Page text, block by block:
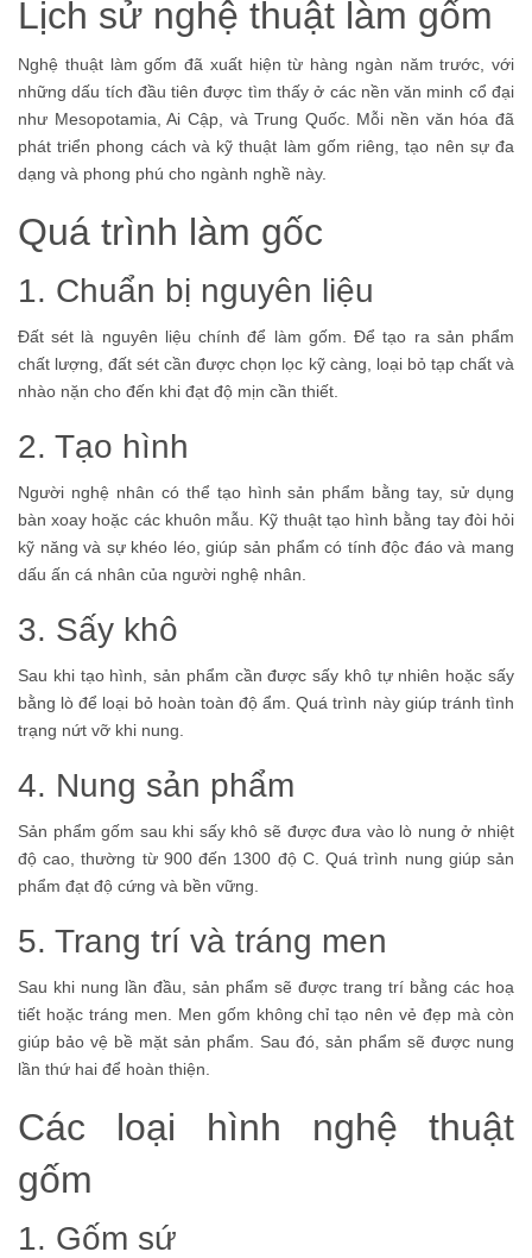
Lịch sử nghệ thuật làm gốm
Nghệ thuật làm gốm đã xuất hiện từ hàng ngàn năm trước, với
những dấu tích đầu tiên được tìm thấy ở các nền văn minh cổ đại
như Mesopotamia, Ai Cập, và Trung Quốc. Mỗi nền văn hóa đã
phát triển phong cách và kỹ thuật làm gốm riêng, tạo nên sự đa
dạng và phong phú cho ngành nghề này.
Quá trình làm gốc
1. Chuẩn bị nguyên liệu
Đất sét là nguyên liệu chính để làm gốm. Để tạo ra sản phẩm
chất lượng, đất sét cần được chọn lọc kỹ càng, loại bỏ tạp chất và
nhào nặn cho đến khi đạt độ mịn cần thiết.
2. Tạo hình
Người nghệ nhân có thể tạo hình sản phẩm bằng tay, sử dụng
bàn xoay hoặc các khuôn mẫu. Kỹ thuật tạo hình bằng tay đòi hỏi
kỹ năng và sự khéo léo, giúp sản phẩm có tính độc đáo và mang
dấu ấn cá nhân của người nghệ nhân.
3. Sấy khô
Sau khi tạo hình, sản phẩm cần được sấy khô tự nhiên hoặc sấy
bằng lò để loại bỏ hoàn toàn độ ẩm. Quá trình này giúp tránh tình
trạng nứt vỡ khi nung.
4. Nung sản phẩm
Sản phẩm gốm sau khi sấy khô sẽ được đưa vào lò nung ở nhiệt
độ cao, thường từ 900 đến 1300 độ C. Quá trình nung giúp sản
phẩm đạt độ cứng và bền vững.
5. Trang trí và tráng men
Sau khi nung lần đầu, sản phẩm sẽ được trang trí bằng các hoạ
tiết hoặc tráng men. Men gốm không chỉ tạo nên vẻ đẹp mà còn
giúp bảo vệ bề mặt sản phẩm. Sau đó, sản phẩm sẽ được nung
lần thứ hai để hoàn thiện.
Các loại hình nghệ thuật
gốm
1. Gốm sứ